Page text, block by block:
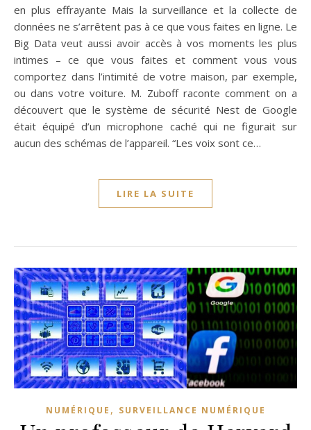
en plus effrayante Mais la surveillance et la collecte de
données ne s’arrêtent pas à ce que vous faites en ligne. Le
Big Data veut aussi avoir accès à vos moments les plus
intimes – ce que vous faites et comment vous vous
comportez dans l’intimité de votre maison, par exemple,
ou dans votre voiture. M. Zuboff raconte comment on a
découvert que le système de sécurité Nest de Google
était équipé d’un microphone caché qui ne figurait sur
aucun des schémas de l’appareil. “Les voix sont ce…
LIRE LA SUITE
NUMÉRIQUE , SURVEILLANCE NUMÉRIQUE